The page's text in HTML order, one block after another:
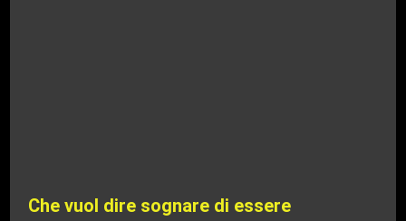
Che vuol dire sognare di essere